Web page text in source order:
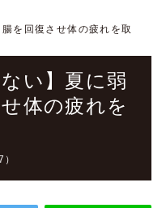
を回復させ体の疲れを取
い】夏に弱
体の疲れを